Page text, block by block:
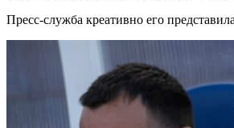
Пресс-служба креативно его